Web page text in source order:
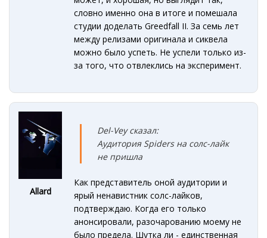
словно именно она в итоге и помешала
студии доделать Greedfall II. За семь лет
между релизами оригинала и сиквела
можно было успеть. Не успели только из-
за того, что отвлеклись на эксперимент.
Allard
Del-Vey сказал:
Аудитория Spiders на солс-лайк
не пришла
Как представитель оной аудитории и
ярый ненавистник солс-лайков,
подтверждаю. Когда его только
анонсировали, разочарованию моему не
было предела. Шутка ли - единственная